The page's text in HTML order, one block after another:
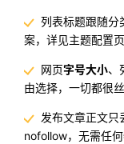
列表标题跟随分
案，详见主题配置页
网页字号大小、
由选择，一切都很丝
发布文章正文只
nofollow，无需任